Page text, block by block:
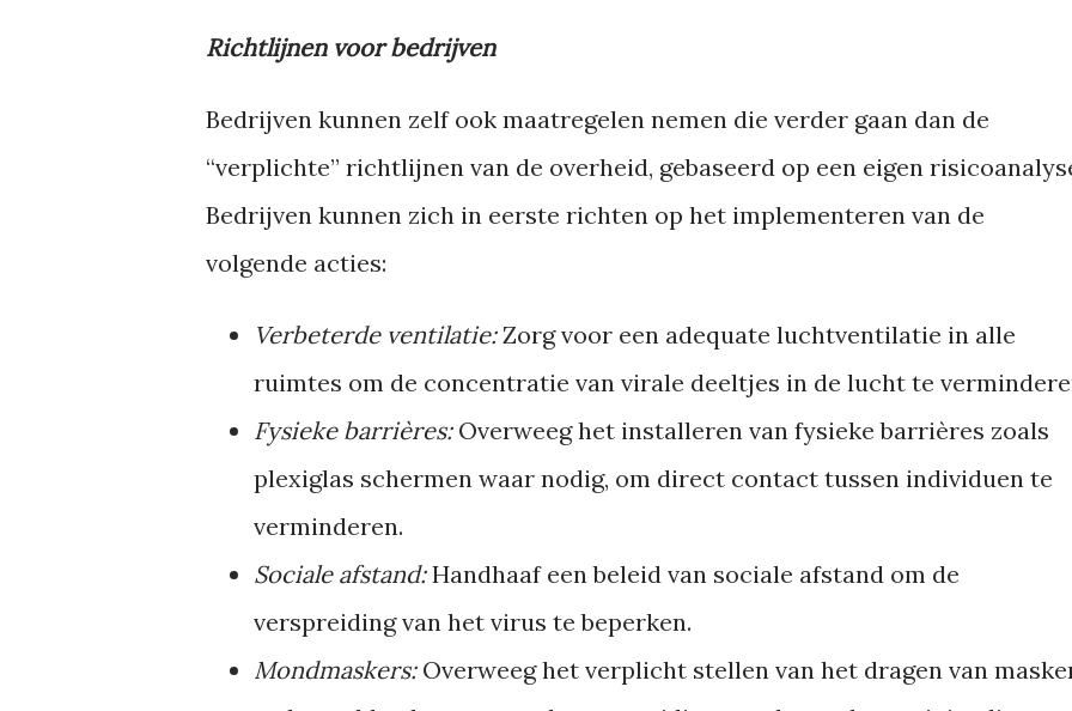
Richtlijnen voor bedrijven
Bedrijven kunnen zelf ook maatregelen nemen die verder gaan dan de
“verplichte” richtlijnen van de overheid, gebaseerd op een eigen
Bedrijven kunnen zich in eerste richten op het implementeren van de
volgende acties:
Verbeterde ventilatie:Zorg voor een adequate luchtventilatie in alle
ruimtes om de concentratie van virale deeltjes in de lucht te
Fysieke barrières:Overweeg het installeren van fysieke barrières zoals
plexiglas schermen waar nodig, om direct contact tussen individuen te
verminderen.
Sociale afstand:Handhaaf een beleid van sociale afstand om de
verspreiding van het virus te beperken.
Mondmaskers:Overweeg het verplicht stellen van het dragen van